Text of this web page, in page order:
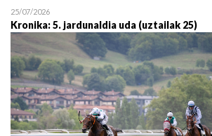
25/07/2026
Kronika: 5. jardunaldia uda (uztailak 25)